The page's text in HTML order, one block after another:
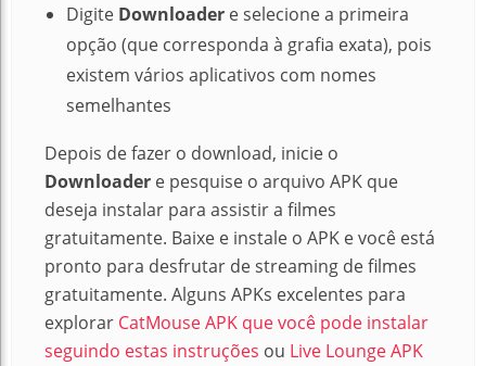
Digite Downloader e selecione a primeira
opção (que corresponda à grafia exata), pois
existem vários aplicativos com nomes
semelhantes
Depois de fazer o download, inicie o
Downloader e pesquise o arquivo APK que
deseja instalar para assistir a filmes
gratuitamente. Baixe e instale o APK e você está
pronto para desfrutar de streaming de filmes
gratuitamente. Alguns APKs excelentes para
explorar CatMouse APK que você pode instalar
seguindo estas instruções ou Live Lounge APK